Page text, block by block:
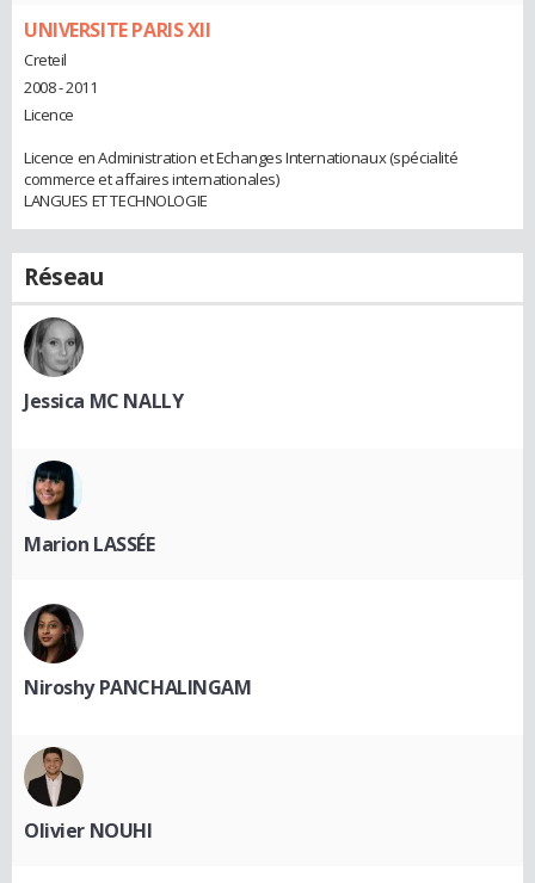
UNIVERSITE PARIS XII
Creteil
2008 - 2011
Licence
Licence en Administration et Echanges Internationaux (spécialité
commerce et affaires internationales)
LANGUES ET TECHNOLOGIE
Réseau
Jessica MC NALLY
Marion LASSÉE
Niroshy PANCHALINGAM
Olivier NOUHI